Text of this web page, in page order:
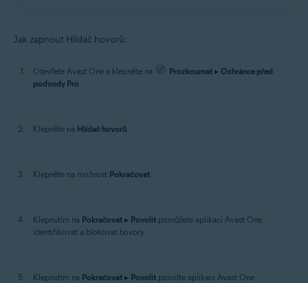
Jak zapnout Hlídač hovorů:
Otevřete Avast One a klepněte na Prozkoumat ▸ Ochránce před
podvody Pro.
Klepněte na Hlídač hovorů.
Klepněte na možnost Pokračovat.
Klepnutím na Pokračovat ▸ Povolit pomůžete aplikaci Avast One
identifikovat a blokovat hovory.
Klepnutím na Pokračovat ▸ Povolit povolte aplikaci Avast One